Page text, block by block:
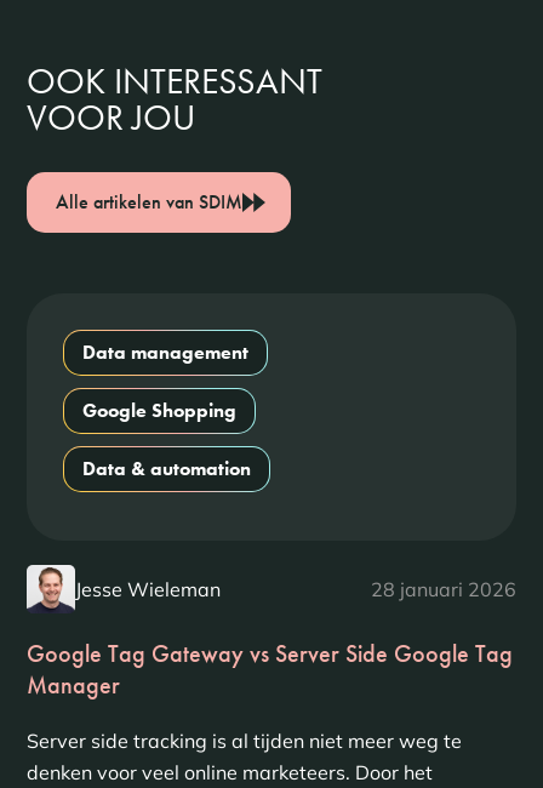
OOK INTERESSANT
VOOR JOU
Alle artikelen van SDIM
Data management
Google Shopping
Data & automation
Jesse Wieleman 28 januari 2026
Google Tag Gateway vs Server Side Google Tag
Manager
Server side tracking is al tijden niet meer weg te
denken voor veel online marketeers. Door het